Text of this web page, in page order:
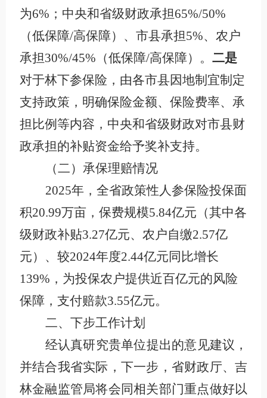
为6%；中央和省级财政承担65%/50%
（低保障/高保障）、市县承担5%、农户
承担30%/45%（低保障/高保障）。 二是
对于林下参保险，由各市县因地制宜制定
支持政策，明确保险金额、保险费率、承
担比例等内容，中央和省级财政对市县财
政承担的补贴资金给予奖补支持。
（二）承保理赔情况
2025年，全省政策性人参保险投保面
积20.99万亩，保费规模5.84亿元（其中各
级财政补贴3.27亿元、农户自缴2.57亿
元）、较2024年度2.44亿元同比增长
139%，为投保农户提供近百亿元的风险
保障，支付赔款3.55亿元。
二、下步工作计划
经认真研究贵单位提出的意见建议，
并结合我省实际，下一步，省财政厅、吉
林金融监管局将会同相关部门重点做好以